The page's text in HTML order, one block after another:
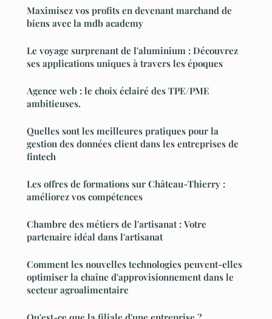
Maximisez vos profits en devenant marchand de
biens avec la mdb academy
Le voyage surprenant de l'aluminium : Découvrez
ses applications uniques à travers les époques
Agence web : le choix éclairé des TPE/PME
ambitieuses.
Quelles sont les meilleures pratiques pour la
gestion des données client dans les entreprises de
fintech
Les offres de formations sur Château-Thierry :
améliorez vos compétences
Chambre des métiers de l'artisanat : Votre
partenaire idéal dans l'artisanat
Comment les nouvelles technologies peuvent-elles
optimiser la chaîne d'approvisionnement dans le
secteur agroalimentaire